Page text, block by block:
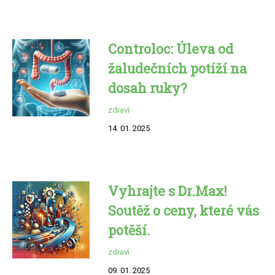
Controloc: Úleva od
žaludečních potíží na
dosah ruky?
zdraví
14. 01. 2025
Vyhrajte s Dr.Max!
Soutěž o ceny, které vás
potěší.
zdraví
09. 01. 2025